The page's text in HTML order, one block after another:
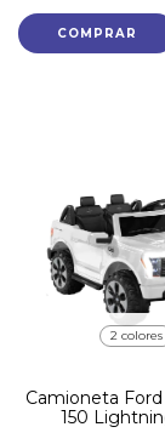
COMPRAR
2 colores
Camioneta
150